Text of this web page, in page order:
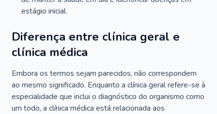
estágio inicial.
Diferença entre clínica geral e
clínica médica
Embora os termos sejam parecidos, não correspondem
ao mesmo significado. Enquanto a clínica geral refere-se à
especialidade que inclui o diagnóstico do organismo como
um todo, a clínica médica está relacionada aos